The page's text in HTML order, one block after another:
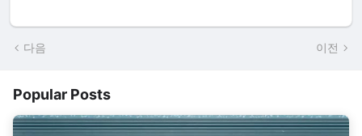
다음 이전
Popular Posts